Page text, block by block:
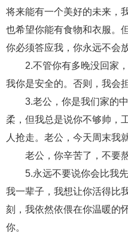
变心 感人
失恋挽救 情绪
十二生肖 分手复
异地恋 明星
挽留前任 避
挽回老公 产检
经营婚姻 婚姻修复
产妇食谱 同性恋
交流沟通
将来能有一个美好的未来，
也希望你能有食物和衣服。
你必须答应我，你永远不会
2.不管你有多晚没回家，
我你是安全的。否则，我会
3.老公，你是我们家的中
柔，但我总是说你不够帅，
人抢走。老公，今天周末我
老公，你辛苦了，不要熬
5.永远不要说你会比我先
我一辈子，我想让你活得比
刻，我依然依偎在你温暖的
你。